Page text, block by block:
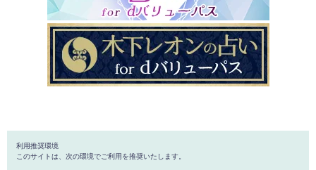
利用推奨環境
このサイトは、次の環境でご利用を推奨いたします。